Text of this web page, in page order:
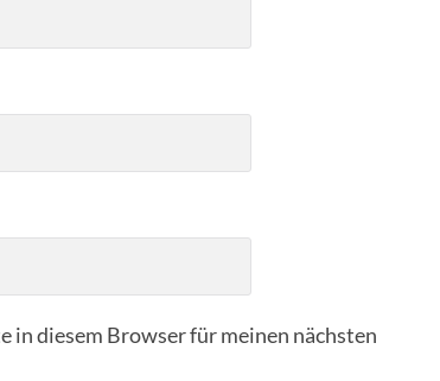
in diesem Browser für meinen nächsten